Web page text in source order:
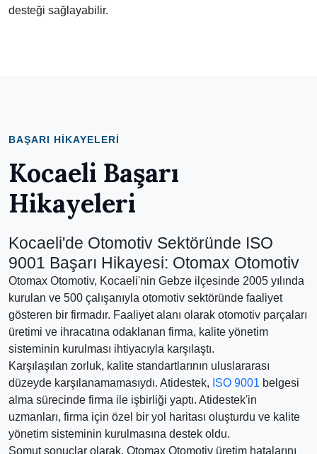
desteği sağlayabilir.
BAŞARI HIKAYELERI
Kocaeli Başarı
Hikayeleri
Kocaeli'de Otomotiv Sektöründe ISO
9001 Başarı Hikayesi: Otomax Otomotiv
Otomax Otomotiv, Kocaeli'nin Gebze ilçesinde 2005 yılında
kurulan ve 500 çalışanıyla otomotiv sektöründe faaliyet
gösteren bir firmadır. Faaliyet alanı olarak otomotiv parçaları
üretimi ve ihracatına odaklanan firma, kalite yönetim
sisteminin kurulması ihtiyacıyla karşılaştı.
Karşılaşılan zorluk, kalite standartlarının uluslararası
düzeyde karşılanamamasıydı. Atidestek, ISO 9001 belgesi
alma sürecinde firma ile işbirliği yaptı. Atidestek'in
uzmanları, firma için özel bir yol haritası oluşturdu ve kalite
yönetim sisteminin kurulmasına destek oldu.
Somut sonuçlar olarak, Otomax Otomotiv üretim hatalarını